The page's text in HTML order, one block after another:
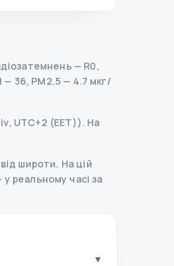
— R0,
— 36, PM2.5 — 4.7 мкг/
UTC+2 (EET)). На
широти. На цій
у реальному часі за
▾